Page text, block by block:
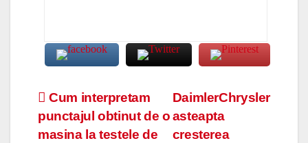
Navigare
în
DaimlerChrysler
asteapta
cresterea
Cum interpretam
punctajul obtinut de o
masina la testele de